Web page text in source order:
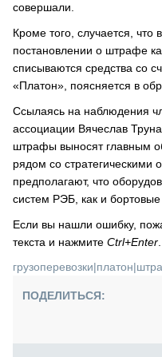
совершали.
Кроме того, случается, что
постановлении о штрафе
списываются средства со
«Платон», поясняется в
Ссылаясь на наблюдения
ассоциации Вячеслав
штрафы выносят главным
рядом со стратегическими
предполагают, что
систем РЭБ, как и
Если вы нашли ошибку,
текста и нажмите Ctrl+Enter
грузоперевозки|платон|
ПОДЕЛИТЬСЯ: